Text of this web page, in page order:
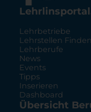
Lehrbetriebe
Lehrstellen Finden
Lehrberufe
News
Events
Tipps
Inserieren
Dashboard
Übersicht